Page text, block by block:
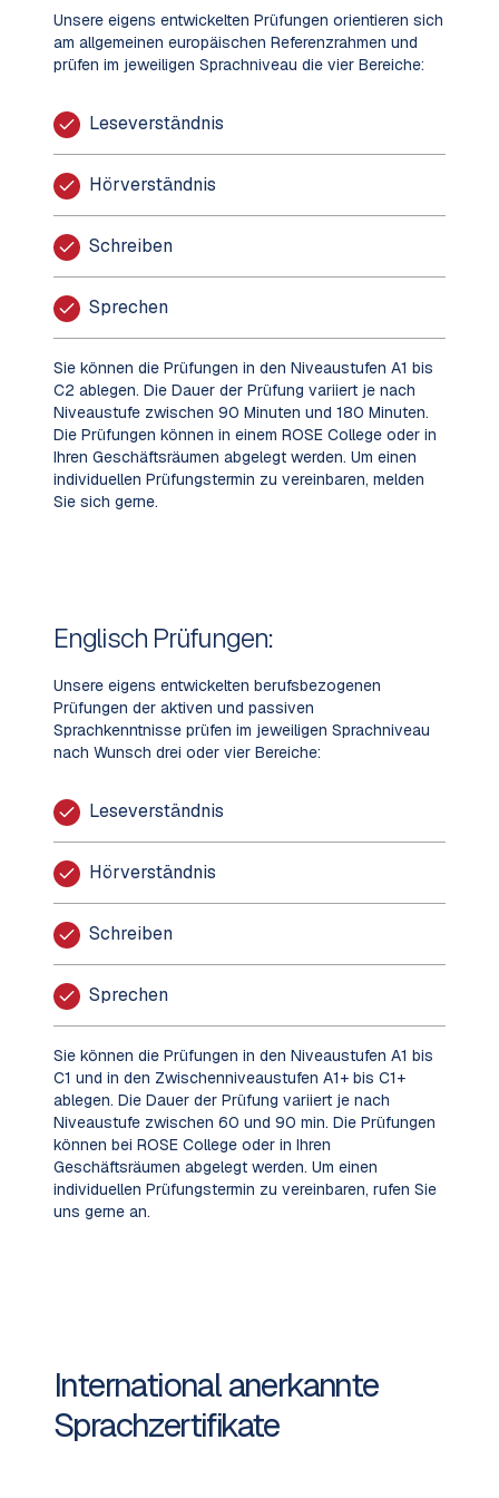
Unsere eigens entwickelten Prüfungen orientieren sich
am allgemeinen europäischen Referenzrahmen und
prüfen im jeweiligen Sprachniveau die vier Bereiche:
Leseverständnis
Hörverständnis
Schreiben
Sprechen
Sie können die Prüfungen in den Niveaustufen A1 bis
C2 ablegen. Die Dauer der Prüfung variiert je nach
Niveaustufe zwischen 90 Minuten und 180 Minuten.
Die Prüfungen können in einem ROSE College oder in
Ihren Geschäftsräumen abgelegt werden. Um einen
individuellen Prüfungstermin zu vereinbaren, melden
Sie sich gerne.
Englisch Prüfungen:
Unsere eigens entwickelten berufsbezogenen
Prüfungen der aktiven und passiven
Sprachkenntnisse prüfen im jeweiligen Sprachniveau
nach Wunsch drei oder vier Bereiche:
Leseverständnis
Hörverständnis
Schreiben
Sprechen
Sie können die Prüfungen in den Niveaustufen A1 bis
C1 und in den Zwischenniveaustufen A1+ bis C1+
ablegen. Die Dauer der Prüfung variiert je nach
Niveaustufe zwischen 60 und 90 min. Die Prüfungen
können bei ROSE College oder in Ihren
Geschäftsräumen abgelegt werden. Um einen
individuellen Prüfungstermin zu vereinbaren, rufen Sie
uns gerne an.
International anerkannte
Sprachzertifikate